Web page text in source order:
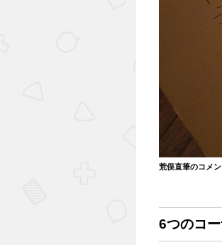
荒俣直筆のコメ
6つのコ